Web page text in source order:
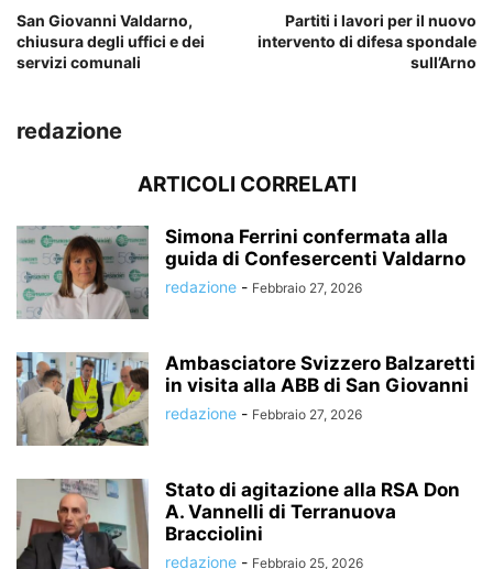
San Giovanni Valdarno,
chiusura degli uffici e dei
servizi comunali
Partiti i lavori per il nuovo
intervento di difesa spondale
sull’Arno
redazione
ARTICOLI CORRELATI
Simona Ferrini confermata alla
guida di Confesercenti Valdarno
redazione - Febbraio 27, 2026
Ambasciatore Svizzero Balzaretti
in visita alla ABB di San Giovanni
redazione - Febbraio 27, 2026
Stato di agitazione alla RSA Don
A. Vannelli di Terranuova
Bracciolini
redazione - Febbraio 25, 2026